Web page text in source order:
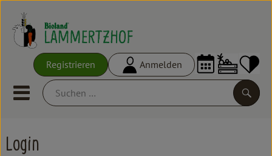
Registrieren Anmelden
Mobiles Menu öffnen oder
Ökokisten
Login